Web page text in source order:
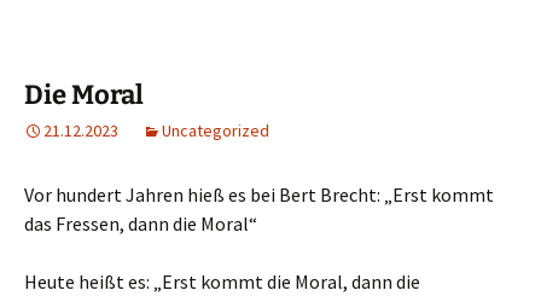
Die Moral
21.12.2023 Uncategorized
Vor hundert Jahren hieß es bei Bert Brecht: „Erst kommt
das Fressen, dann die Moral“
Heute heißt es: „Erst kommt die Moral, dann die